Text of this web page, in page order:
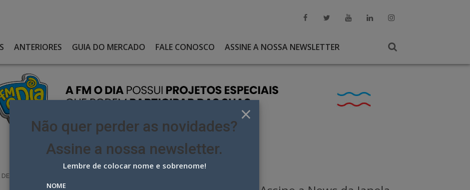
ANTERIORES GUIA DO MERCADO FALE CONOSCO ASSINE A NOSSA NEWSLETTER
A 3AW E ENTREGAR A CONTA PARA A ARTPLAN
×
Não quer perder as novidades?
Assine a nossa newsletter.
Lembre de colocar nome e sobrenome!
NOME